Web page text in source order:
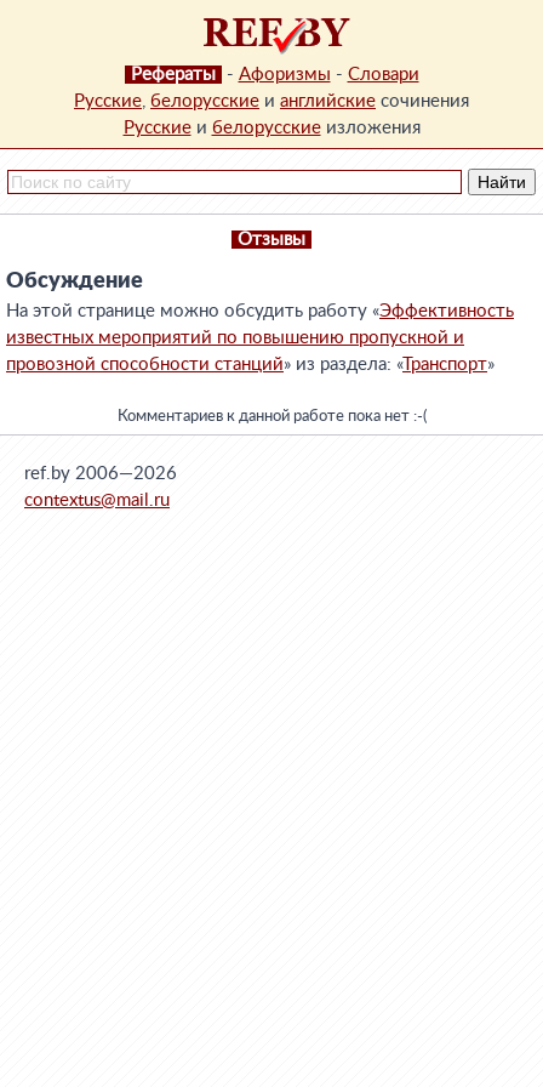
Рефераты - Афоризмы - Словари
Русские, белорусские и английские сочинения
Русскиеи белорусскиеизложения
Отзывы
Обсуждение
На этой странице можно обсудить работу «Эффективность
известных мероприятий по повышению пропускной и
провозной способности станций» из раздела: «Транспорт»
Комментариев к данной работе пока нет :-(
ref.by 2006—2026
contextus@mail.ru